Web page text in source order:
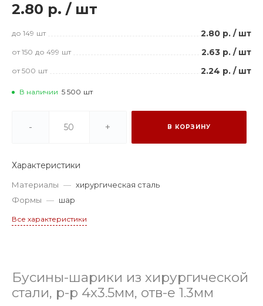
2.80 р. / шт
до 149 шт 2.80 р. / шт
от 150 до 499 шт 2.63 р. / шт
от 500 шт 2.24 р. / шт
В наличии 5 500 шт
- + В КОРЗИНУ
Характеристики
Материалы — хирургическая сталь
Формы — шар
Все характеристики
Бусины-шарики из хирургической
стали, р-р 4х3.5мм, отв-е 1.3мм